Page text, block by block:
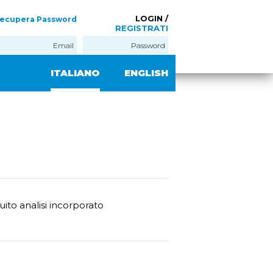
LOGIN /
REGISTRATI
Password
ENGLISH
ITALIANO
analisi incorporato